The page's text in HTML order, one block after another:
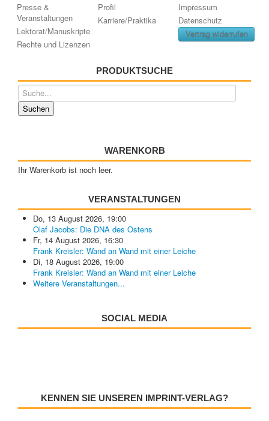
Presse &
Veranstaltungen
Lektorat/Manuskripte
Rechte und Lizenzen
Profil
Karriere/Praktika
Impressum
Datenschutz
Vertrag widerrufen
PRODUKTSUCHE
WARENKORB
Ihr Warenkorb ist noch leer.
VERANSTALTUNGEN
Do, 13 August 2026, 19:00
Olaf Jacobs: Die DNA des Ostens
Fr, 14 August 2026, 16:30
Frank Kreisler: Wand an Wand mit einer Leiche
Di, 18 August 2026, 19:00
Frank Kreisler: Wand an Wand mit einer Leiche
Weitere Veranstaltungen...
SOCIAL MEDIA
KENNEN SIE UNSEREN IMPRINT-VERLAG?